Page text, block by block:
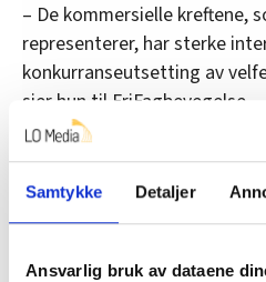
Samtykke Detaljer
Ansvarlig bruk av dataene
– De kommersielle kreftene,
representerer, har sterke
konkurranseutsetting av
sier hun til FriFagbevegelse.
Pekt ut retningen
Skoghaug mener utvalget
hvordan kommersielle